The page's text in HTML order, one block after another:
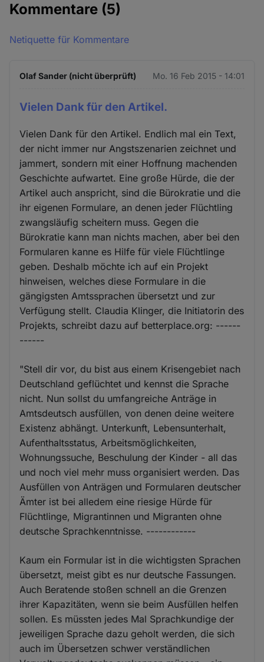
Kommentare (5)
Netiquette für Kommentare
Olaf Sander (nicht überprüft) Mo. 16 Feb 2015 - 14:01
Vielen Dank für den Artikel.
Vielen Dank für den Artikel. Endlich mal ein Text,
der nicht immer nur Angstszenarien zeichnet und
jammert, sondern mit einer Hoffnung machenden
Geschichte aufwartet. Eine große Hürde, die der
Artikel auch anspricht, sind die Bürokratie und die
ihr eigenen Formulare, an denen jeder Flüchtling
zwangsläufig scheitern muss. Gegen die
Bürokratie kann man nichts machen, aber bei den
Formularen kanne es Hilfe für viele Flüchtlinge
geben. Deshalb möchte ich auf ein Projekt
hinweisen, welches diese Formulare in die
gängigsten Amtssprachen übersetzt und zur
Verfügung stellt. Claudia Klinger, die Initiatorin des
Projekts, schreibt dazu auf betterplace.org: ------
------
"Stell dir vor, du bist aus einem Krisengebiet nach
Deutschland geflüchtet und kennst die Sprache
nicht. Nun sollst du umfangreiche Anträge in
Amtsdeutsch ausfüllen, von denen deine weitere
Existenz abhängt. Unterkunft, Lebensunterhalt,
Aufenthaltsstatus, Arbeitsmöglichkeiten,
Wohnungssuche, Beschulung der Kinder - all das
und noch viel mehr muss organisiert werden. Das
Ausfüllen von Anträgen und Formularen deutscher
Ämter ist bei alledem eine riesige Hürde für
Flüchtlinge, Migrantinnen und Migranten ohne
deutsche Sprachkenntnisse. ------------
Kaum ein Formular ist in die wichtigsten Sprachen
übersetzt, meist gibt es nur deutsche Fassungen.
Auch Beratende stoßen schnell an die Grenzen
ihrer Kapazitäten, wenn sie beim Ausfüllen helfen
sollen. Es müssten jedes Mal Sprachkundige der
jeweiligen Sprache dazu geholt werden, die sich
auch im Übersetzen schwer verständlichen